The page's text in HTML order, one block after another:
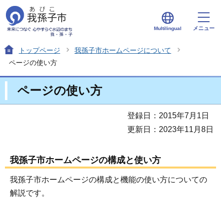
Multilingual メニュー
トップページ
我孫子市ホームページについて
ページの使い方
ページの使い方
登録日：2015年7月1日
更新日：2023年11月8日
我孫子市ホームページの構成と使い方
我孫子市ホームページの構成と機能の使い方についての
解説です。